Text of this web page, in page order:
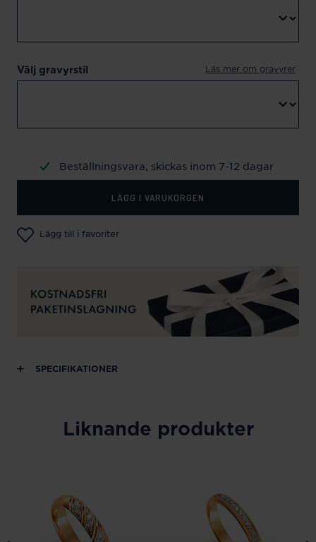
Välj gravyrstil Läs mer om gravyrer
Beställningsvara, skickas inom 7-12 dagar
LÄGG I VARUKORGEN
Lägg till i favoriter
SPECIFIKATIONER
Liknande produkter